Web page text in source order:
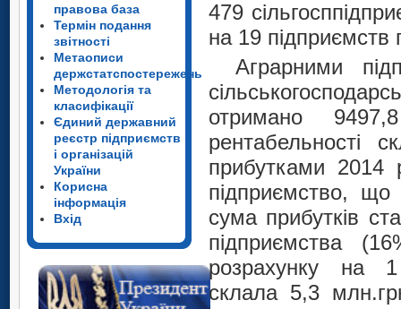
правова база
Термін подання
звітності
Метаописи
держстатспостережень
Методологія та
класифікації
Єдиний державний
реєстр підприємств
і організацій
України
Корисна
інформація
Вхід
479
на 19 підприємств
Аграрними
отримано
прибутками 2014
підприємство, що
сума прибутків
підприємства
розрахунку на 1
склала 5,3